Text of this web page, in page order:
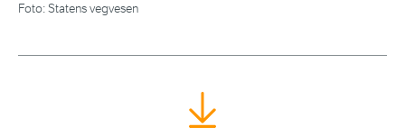
Foto: Statens vegvesen